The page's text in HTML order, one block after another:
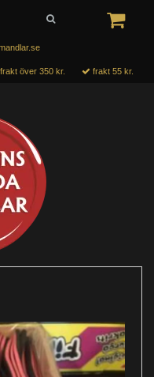
över 350 kr. frakt 55 kr.